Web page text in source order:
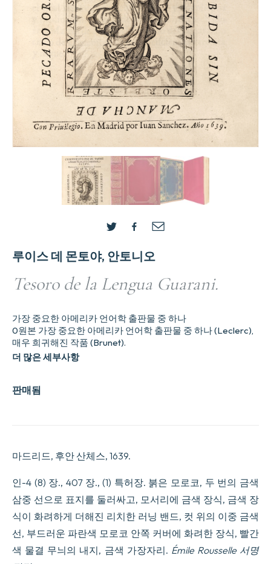
루이스 데 몬토야, 안토니오
Tesoro de la Lengua Guarani.
판매됨
가장 중요한 아메리카 언어학 출판물 중 하나
0원본 가장 중요한 아메리카 언어학 출판물 중 하나 (Leclerc),
매우 희귀해진 작품 (Brunet).
더 많은 세부사항
마드리드, 후안 산체스, 1639.
인-4 (8) 장., 407 장., (1) 특허장. 붉은 모로코, 두 번의 금색
삼중 선으로 표지를 둘러싸고, 모서리에 금색 장식, 금색 장
식이 화려하게 더해진 리치한 러닝 밴드, 컷 위의 이중 금색
선, 부드러운 파란색 모로코 안쪽 커버에 화려한 장식, 빨간
색 물결 무늬의 내지, 금색 가장자리. Émile Rousselle 서명